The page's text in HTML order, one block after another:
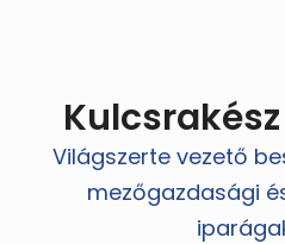
Világszerte vezető
mezőgazdasági